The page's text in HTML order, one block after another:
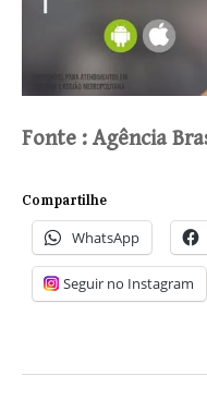
Fonte : Agência
Compartilhe
WhatsApp
Seguir no Instagram